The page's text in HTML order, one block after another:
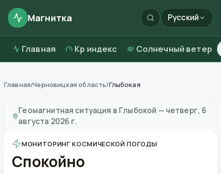
Магнитка Русский
Главная Kp индекс Солнечный ветер
Главная/Черновицкая область/Глыбокая
Геомагнитная ситуация в Глыбокой — четверг, 6
августа 2026 г.
МОНИТОРИНГ КОСМИЧЕСКОЙ ПОГОДЫ
Спокойно